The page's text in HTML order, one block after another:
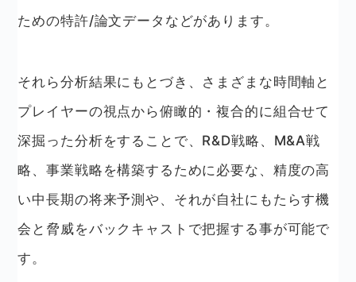
ための特許/論文データなどがあります。
それら分析結果にもとづき、さまざまな時間軸と
プレイヤーの視点から俯瞰的・複合的に組合せて
深掘った分析をすることで、R&D戦略、M&A戦
略、事業戦略を構築するために必要な、精度の高
い中長期の将来予測や、それが自社にもたらす機
会と脅威をバックキャストで把握する事が可能で
す。